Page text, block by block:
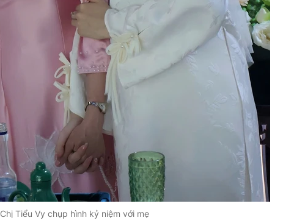
Chị Tiểu Vy chụp hình kỷ niệm với mẹ